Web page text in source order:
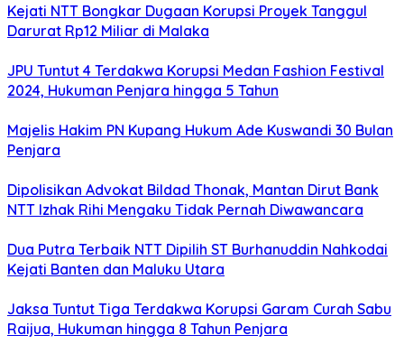
Kejati NTT Bongkar Dugaan Korupsi Proyek Tanggul
Darurat Rp12 Miliar di Malaka
JPU Tuntut 4 Terdakwa Korupsi Medan Fashion Festival
2024, Hukuman Penjara hingga 5 Tahun
Majelis Hakim PN Kupang Hukum Ade Kuswandi 30 Bulan
Penjara
Dipolisikan Advokat Bildad Thonak, Mantan Dirut Bank
NTT Izhak Rihi Mengaku Tidak Pernah Diwawancara
Dua Putra Terbaik NTT Dipilih ST Burhanuddin Nahkodai
Kejati Banten dan Maluku Utara
Jaksa Tuntut Tiga Terdakwa Korupsi Garam Curah Sabu
Raijua, Hukuman hingga 8 Tahun Penjara